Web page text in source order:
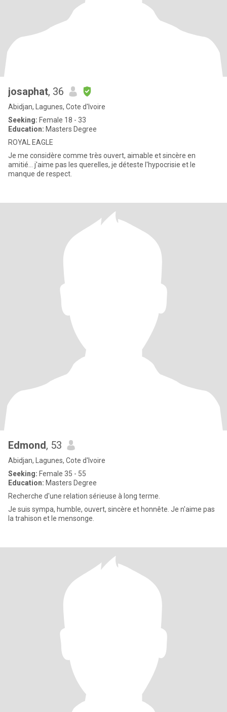
josaphat, 36
Abidjan, Lagunes, Cote d'Ivoire
Seeking: Female 18 - 33
Education: Masters Degree
ROYAL EAGLE
Je me considère comme très ouvert, aimable et sincère en
amitié... j'aime pas les querelles, je déteste l'hypocrisie et le
manque de respect.
Edmond, 53
Abidjan, Lagunes, Cote d'Ivoire
Seeking: Female 35 - 55
Education: Masters Degree
Recherche d'une relation sérieuse à long terme.
Je suis sympa, humble, ouvert, sincère et honnête. Je n'aime pas
la trahison et le mensonge.